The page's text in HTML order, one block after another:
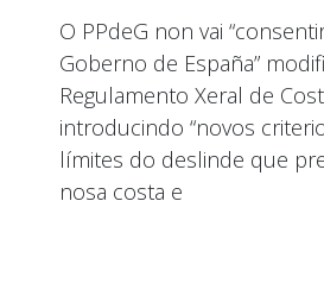
O PPdeG non vai
Goberno de España”
Regulamento Xeral de
introducindo “novos
límites do deslinde que
nosa costa e